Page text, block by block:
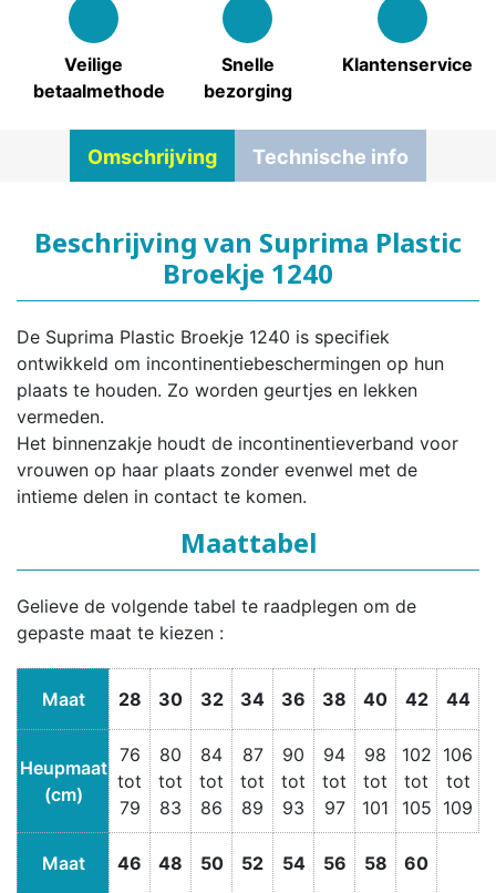
Veilige
betaalmethode
Snelle
bezorging
Klantenservice
Omschrijving Technische info
Beschrijving van Suprima Plastic
Broekje 1240
De Suprima Plastic Broekje 1240 is specifiek
ontwikkeld om incontinentiebeschermingen op hun
plaats te houden. Zo worden geurtjes en lekken
vermeden.
Het binnenzakje houdt de incontinentieverband voor
vrouwen op haar plaats zonder evenwel met de
intieme delen in contact te komen.
Maattabel
Gelieve de volgende tabel te raadplegen om de
gepaste maat te kiezen :
Maat 28 30 32 34 36 38 40 42 44
Heupmaat
(cm)
76
tot
79
80
tot
83
84
tot
86
87
tot
89
90
tot
93
94
tot
97
98
tot
101
102
tot
105
106
tot
109
Maat 46 48 50 52 54 56 58 60